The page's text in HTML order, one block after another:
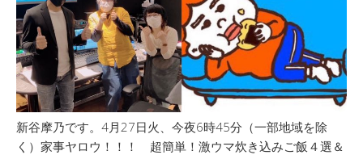
新谷摩乃です。4月27日火、今夜6時45分（一部地域を除
く）家事ヤロウ！！！ 超簡単！激ウマ炊き込みご飯４選＆